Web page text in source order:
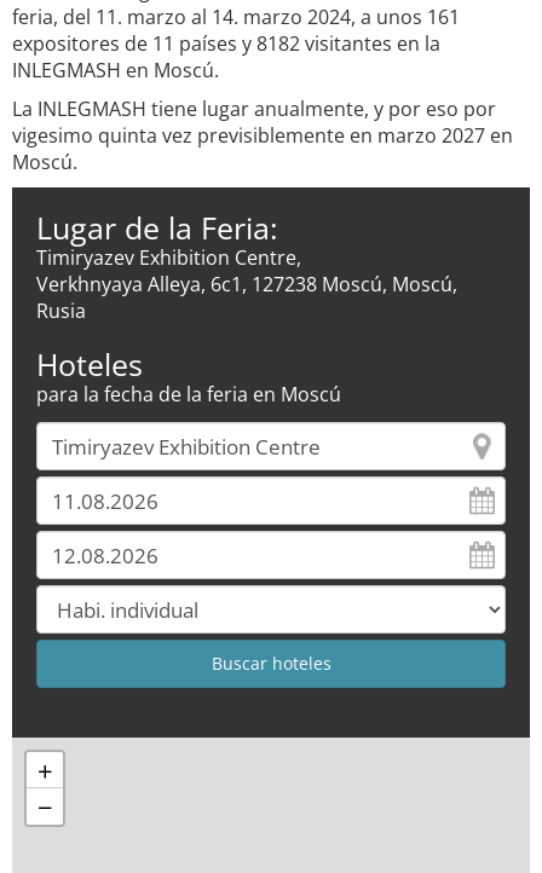
feria, del 11. marzo al 14. marzo 2024, a unos 161
expositores de 11 países y 8182 visitantes en la
INLEGMASH en Moscú.
La INLEGMASH tiene lugar anualmente, y por eso por
vigesimo quinta vez previsiblemente en marzo 2027 en
Moscú.
Lugar de la Feria:
Timiryazev Exhibition Centre,
Verkhnyaya Alleya, 6c1, 127238 Moscú, Moscú,
Rusia
Hoteles
para la fecha de la feria en Moscú
+
−